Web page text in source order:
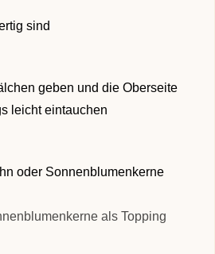
sind
geben und die Oberseite
leicht eintauchen
oder Sonnenblumenkerne
als Topping